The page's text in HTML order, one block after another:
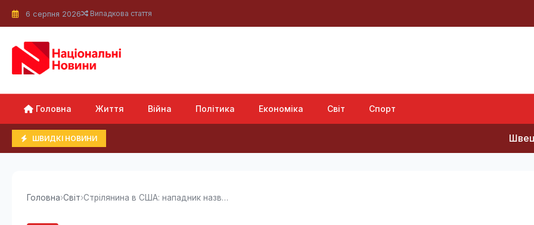
6 серпня 2026 Випадкова стаття
Головна Життя Війна Політика Економіка Світ Спорт
ШВИДКІ НОВИНИ Швеція
Головна›Світ› Стрілянина в США: нападник назвав свій мотив, - ЗМІ